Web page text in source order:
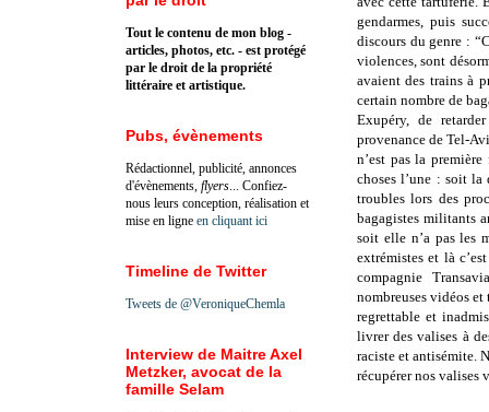
gendarmes, puis
discours du genre :
violences, sont
avaient des trains à
certain nombre de
Exupéry, de
provenance de Tel-
n’est pas la
choses l’une : soit la
troubles lors des
bagagistes militants
soit elle n’a pas les
extrémistes et là
compagnie
nombreuses vidéos
regrettable et
livrer des valises à
raciste et antisémite.
récupérer nos valises
Tout le contenu de mon blog -
articles, photos, etc. - est protégé
par le droit de la propriété
littéraire et artistique.
Pubs, évènements
Rédactionnel, publicité, annonces
d'évènements, flyers ... Confiez-
nous leurs conception, réalisation et
mise en ligne en cliquant ici
Timeline de Twitter
Tweets de @VeroniqueChemla
Interview de Maitre Axel
Metzker, avocat de la
famille Selam